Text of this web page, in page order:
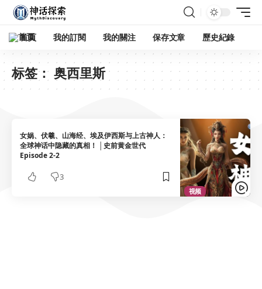
首頁 我的訂閱 我的關注 保存文章 歷史紀錄
标签： 奥西里斯
视频
女娲、伏羲、山海经、埃及伊西斯与上古神人：
全球神话中隐藏的真相！ │史前黄金世代
Episode 2-2
3